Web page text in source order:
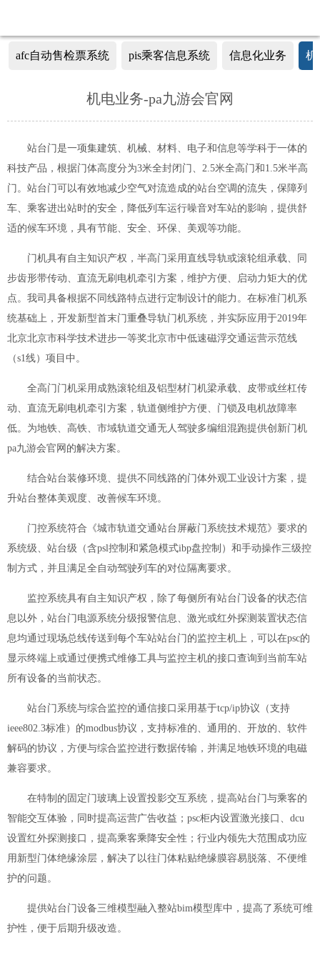
afc自动售检票系统
以大数据为基础的afc集中管理系统
pis乘客信息系统 信息化业务 机
机电业务-pa九游会官网
站台门是一项集建筑、机械、材料、电子和信息等学科于一体的
科技产品，根据门体高度分为3米全封闭门、2.5米全高门和1.5米半高
门。站台门可以有效地减少空气对流造成的站台空调的流失，保障列
车、乘客进出站时的安全，降低列车运行噪音对车站的影响，提供舒
适的候车环境，具有节能、安全、环保、美观等功能。
门机具有自主知识产权，半高门采用直线导轨或滚轮组承载、同
步齿形带传动、直流无刷电机牵引方案，维护方便、启动力矩大的优
点。我司具备根据不同线路特点进行定制设计的能力。在标准门机系
统基础上，开发新型首末门重叠导轨门机系统，并实际应用于2019年
北京北京市科学技术进步一等奖北京市中低速磁浮交通运营示范线
（s1线）项目中。
全高门门机采用成熟滚轮组及铝型材门机梁承载、皮带或丝杠传
动、直流无刷电机牵引方案，轨道侧维护方便、门锁及电机故障率
低。为地铁、高铁、市域轨道交通无人驾驶多编组混跑提供创新门机
pa九游会官网的解决方案。
结合站台装修环境、提供不同线路的门体外观工业设计方案，提
升站台整体美观度、改善候车环境。
门控系统符合《城市轨道交通站台屏蔽门系统技术规范》要求的
系统级、站台级（含psl控制和紧急模式ibp盘控制）和手动操作三级控
制方式，并且满足全自动驾驶列车的对位隔离要求。
监控系统具有自主知识产权，除了每侧所有站台门设备的状态信
息以外，站台门电源系统分级报警信息、激光或红外探测装置状态信
息均通过现场总线传送到每个车站站台门的监控主机上，可以在psc的
显示终端上或通过便携式维修工具与监控主机的接口查询到当前车站
所有设备的当前状态。
站台门系统与综合监控的通信接口采用基于tcp/ip协议（支持
ieee802.3标准）的modbus协议，支持标准的、通用的、开放的、软件
解码的协议，方便与综合监控进行数据传输，并满足地铁环境的电磁
兼容要求。
在特制的固定门玻璃上设置投影交互系统，提高站台门与乘客的
智能交互体验，同时提高运营广告收益；psc柜内设置激光接口、dcu
设置红外探测接口，提高乘客乘降安全性；行业内领先大范围成功应
用新型门体绝缘涂层，解决了以往门体粘贴绝缘膜容易脱落、不便维
护的问题。
提供站台门设备三维模型融入整站bim模型库中，提高了系统可维
护性，便于后期升级改造。